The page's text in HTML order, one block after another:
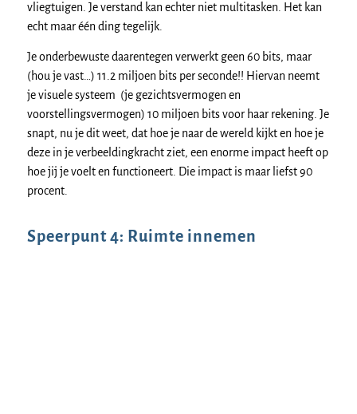
vliegtuigen. Je verstand kan echter niet multitasken. Het kan
echt maar één ding tegelijk.
Je onderbewuste daarentegen verwerkt geen 60 bits, maar
(hou je vast…) 11.2 miljoen bits per seconde!! Hiervan neemt
je visuele systeem (je gezichtsvermogen en
voorstellingsvermogen) 10 miljoen bits voor haar rekening. Je
snapt, nu je dit weet, dat hoe je naar de wereld kijkt en hoe je
deze in je verbeeldingkracht ziet, een enorme impact heeft op
hoe jij je voelt en functioneert. Die impact is maar liefst 90
procent.
Speerpunt 4: Ruimte innemen